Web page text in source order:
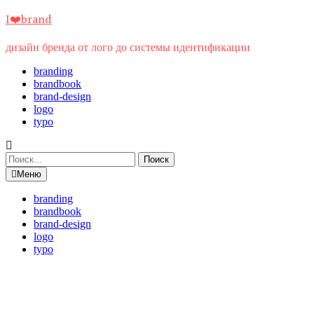
Перейти
содержимому
I❤️brand
дизайн бренда от лого до системы идентификации
branding
brandbook
brand-design
logo
typo
Найти:
Меню
branding
brandbook
brand-design
logo
typo